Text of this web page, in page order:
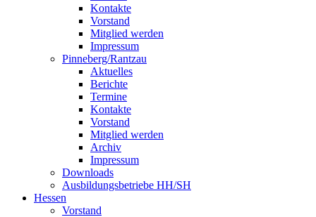
Kontakte
Vorstand
Mitglied werden
Impressum
Pinneberg/Rantzau
Aktuelles
Berichte
Termine
Kontakte
Vorstand
Mitglied werden
Archiv
Impressum
Downloads
Ausbildungsbetriebe HH/SH
Hessen
Vorstand